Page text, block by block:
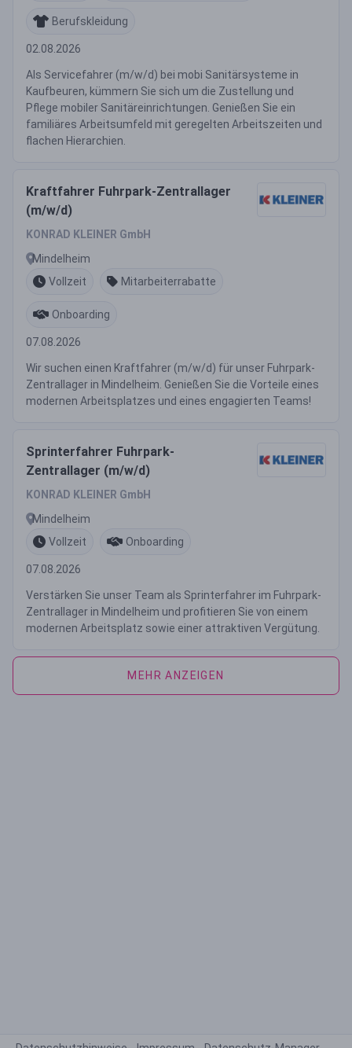
Berufskleidung
02.08.2026
Als Servicefahrer (m/w/d) bei mobi Sanitärsysteme in
Kaufbeuren, kümmern Sie sich um die Zustellung und
Pflege mobiler Sanitäreinrichtungen. Genießen Sie ein
familiäres Arbeitsumfeld mit geregelten Arbeitszeiten und
flachen Hierarchien.
Kraftfahrer Fuhrpark-Zentrallager
(m/w/d)
KONRAD KLEINER GmbH
Mindelheim
Vollzeit
Mitarbeiterrabatte
Onboarding
07.08.2026
Wir suchen einen Kraftfahrer (m/w/d) für unser Fuhrpark-
Zentrallager in Mindelheim. Genießen Sie die Vorteile eines
modernen Arbeitsplatzes und eines engagierten Teams!
Sprinterfahrer Fuhrpark-
Zentrallager (m/w/d)
KONRAD KLEINER GmbH
Mindelheim
Vollzeit
Onboarding
07.08.2026
Verstärken Sie unser Team als Sprinterfahrer im Fuhrpark-
Zentrallager in Mindelheim und profitieren Sie von einem
modernen Arbeitsplatz sowie einer attraktiven Vergütung.
MEHR ANZEIGEN